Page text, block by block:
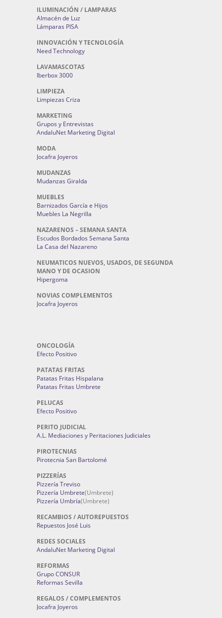
ILUMINACIÓN / LAMPARAS
Almacén de Luz
Lámparas PISA
INNOVACIÓN Y TECNOLOGÍA
Need Technology
LAVAMASCOTAS
Iberbox 3000
LIMPIEZA
Limpiezas Criza
MARKETING
Grupos y Entrevistas
AndaluNet Marketing Digital
MODA
Jocafra Joyeros
MUDANZAS
Mudanzas Giralda
MUEBLES
Barnizados García e Hijos
Muebles La Negrilla
NAZARENOS – SEMANA SANTA
Escudos Bordados Semana Santa
La Casa del Nazareno
NEUMATICOS NUEVOS, USADOS, DE SEGUNDA
MANO Y DE OCASION
Hipergoma
NOVIAS COMPLEMENTOS
Jocafra Joyeros
ONCOLOGÍA
Efecto Positivo
PATATAS FRITAS
Patatas Fritas Hispalana
Patatas Fritas Umbrete
PELUCAS
Efecto Positivo
PERITO JUDICIAL
A.L. Mediaciones y Peritaciones Judiciales
PIROTECNIAS
Pirotecnia San Bartolomé
PIZZERÍAS
Pizzería Treviso
Pizzería Umbrete(Umbrete)
Pizzería Umbría(Umbrete)
RECAMBIOS / AUTOREPUESTOS
Repuestos José Luis
REDES SOCIALES
AndaluNet Marketing Digital
REFORMAS
Grupo CONSUR
Reformas Sevilla
REGALOS / COMPLEMENTOS
Jocafra Joyeros